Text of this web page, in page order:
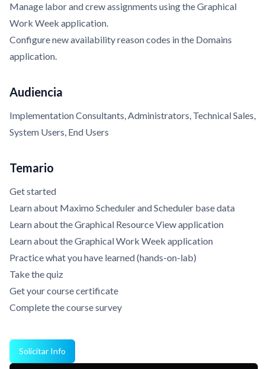
Manage labor and crew assignments using the Graphical
Work Week application.
Configure new availability reason codes in the Domains
application.
Audiencia
Implementation Consultants, Administrators, Technical Sales,
System Users, End Users
Temario
Get started
Learn about Maximo Scheduler and Scheduler base data
Learn about the Graphical Resource View application
Learn about the Graphical Work Week application
Practice what you have learned (hands-on-lab)
Take the quiz
Get your course certificate
Complete the course survey
Solicitar Info